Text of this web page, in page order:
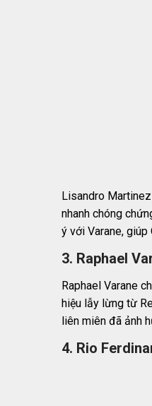
Lisandro
nhanh chóng
ý với Varane,
3. Raphael
Raphael Varane
hiệu lẫy lừng từ
liên miên đã ảnh
4. Rio